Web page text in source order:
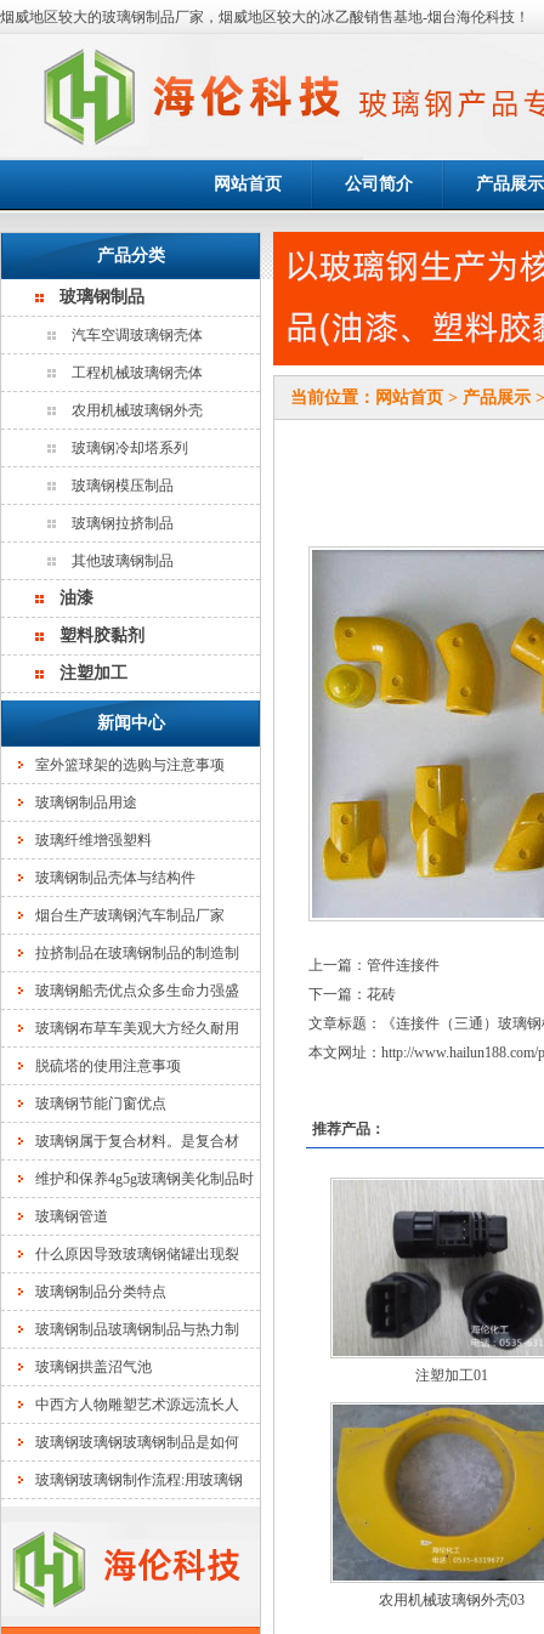
烟威地区较大的玻璃钢制品厂家，烟威地区较大的冰乙酸销售基地-烟台海伦科技！
网站首页 公司简介 产品展示
产品分类
玻璃钢制品
汽车空调玻璃钢壳体
工程机械玻璃钢壳体
农用机械玻璃钢外壳
玻璃钢冷却塔系列
玻璃钢模压制品
玻璃钢拉挤制品
其他玻璃钢制品
油漆
塑料胶黏剂
注塑加工
新闻中心
室外篮球架的选购与注意事项
玻璃钢制品用途
玻璃纤维增强塑料
玻璃钢制品壳体与结构件
烟台生产玻璃钢汽车制品厂家
拉挤制品在玻璃钢制品的制造制
玻璃钢船壳优点众多生命力强盛
玻璃钢布草车美观大方经久耐用
脱硫塔的使用注意事项
玻璃钢节能门窗优点
玻璃钢属于复合材料。是复合材
维护和保养4g5g玻璃钢美化制品时
玻璃钢管道
什么原因导致玻璃钢储罐出现裂
玻璃钢制品分类特点
玻璃钢制品玻璃钢制品与热力制
玻璃钢拱盖沼气池
中西方人物雕塑艺术源远流长人
玻璃钢玻璃钢玻璃钢制品是如何
玻璃钢玻璃钢制作流程:用玻璃钢
当前位置： 网站首页 > 产品展示
上一篇： 管件连接件
下一篇： 花砖
文章标题：《连接件（三通）玻璃
本文网址： http://www.hailun188.com/
推荐产品：
注塑加工01
农用机械玻璃钢外壳03